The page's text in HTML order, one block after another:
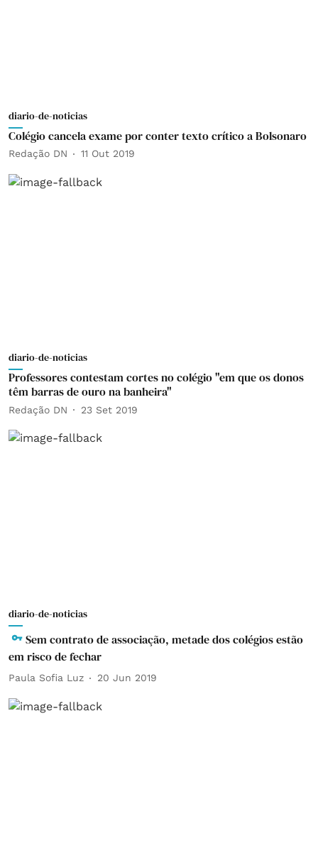
diario-de-noticias
Colégio cancela exame por conter texto crítico a Bolsonaro
Redação DN 11 Out 2019
diario-de-noticias
Professores contestam cortes no colégio "em que os donos
têm barras de ouro na banheira"
Redação DN 23 Set 2019
diario-de-noticias
Sem contrato de associação, metade dos colégios estão
em risco de fechar
Paula Sofia Luz 20 Jun 2019